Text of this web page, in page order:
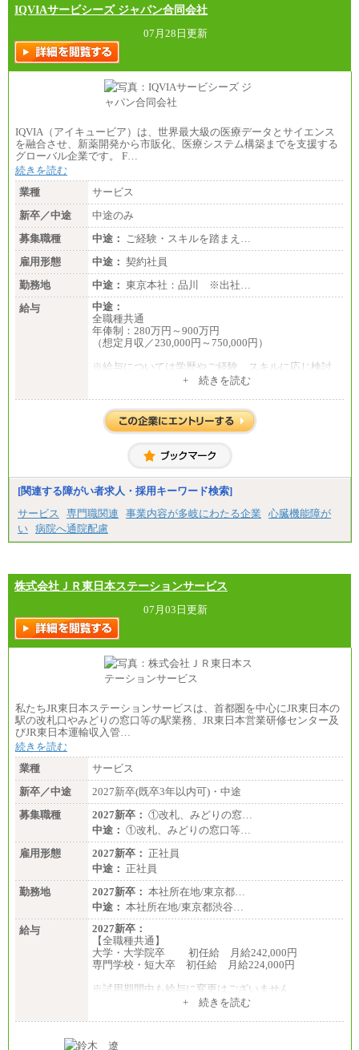
IQVIAサービシーズ ジャパン合同会社
07月28日更新
IQVIA（アイキュービア）は、世界最大級の医療データとサイエンス
を融合させ、新薬開発から市販化、医療システム構築までを支援する
グローバル企業です。 F…
続きを読む
業種
サービス
新卒／中途
中途のみ
募集職種
中途： ご経験・スキルを踏まえ…
雇用形態
中途： 契約社員
勤務地
中途： 東京本社：品川 ※出社…
給与
中途：
全職種共通
年俸制：280万円～900万円
（想定月収／230,000円～750,000円）
※給与については学歴やご経験、スキルに応じ検討
可能性もございます。
※上記年収に加え、会社業績連動によるインセンテ
ィブが年に一回支払われることがあります。
+ 続きを読む
[関連する障がい者求人・採用キーワード検索]
サービス
専門職関連 事業内容が多岐にわたる企業
心臓機能障が
い 病院へ通院配慮
株式会社ＪＲ東日本ステーションサービス
07月03日更新
私たちJR東日本ステーションサービスは、首都圏を中心にJR東日本の
駅の改札口やみどりの窓口等の駅業務、JR東日本営業研修センター及
びJR東日本運輸収入管…
続きを読む
業種
サービス
新卒／中途
2027新卒(既卒3年以内可)・中途
募集職種
2027新卒： ①改札、みどりの窓…
中途： ①改札、みどりの窓口等…
雇用形態
2027新卒： 正社員
中途： 正社員
勤務地
2027新卒： 本社所在地/東京都…
中途： 本社所在地/東京都渋谷…
給与
2027新卒：
【全職種共通】
大学・大学院卒 初任給 月給242,000円
専門学校・短大卒 初任給 月給224,000円
※試用期間中も給与に変更はございません
大学・大学院卒 初任給 月給242,000円
+ 続きを読む